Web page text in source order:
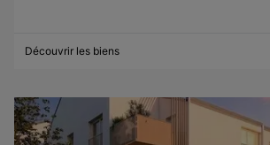
Découvrir les biens